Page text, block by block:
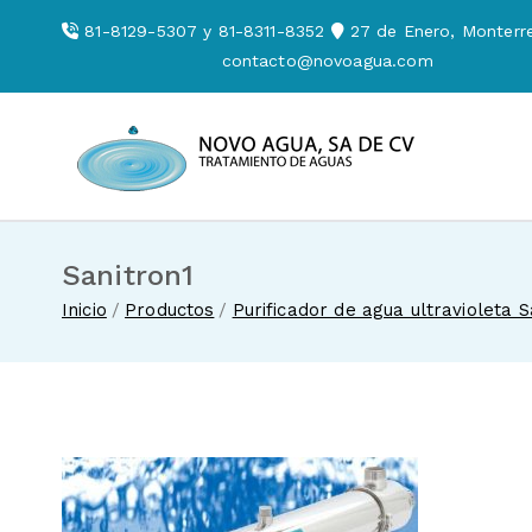
81-8129-5307 y 81-8311-8352
27 de Enero,
contacto@novoagua.com
Venta de
Sanitron1
Inicio Productos Purificador de agua ultravioleta